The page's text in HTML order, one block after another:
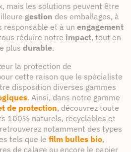
mais les solutions peuvent être
gestion des emballages, à
responsable et à un engagement
réduire notre impact, tout en
plus durable.
la protection de
cette raison que le spécialiste
disposition diverses gammes
. Ainsi, dans notre gamme
de protection, découvrez toute
100% naturels, recyclables et
notamment des types
tels que le film bulles bio,
de calage ou encore le papier